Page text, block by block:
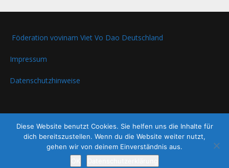
Föderation vovinam Viet Vo Dao Deutschland
Impressum
Datenschutzhinweise
© 2026 Sport und Selbstverteidigung für Senioren in Hannover
Diese Website benutzt Cookies. Sie helfen uns die Inhalte für
dich bereitszustellen. Wenn du die Website weiter nutzt,
gehen wir von deinem Einverständnis aus.